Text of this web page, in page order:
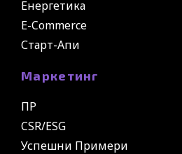
Енергетика
E-Commerce
Старт-Апи
Маркетинг
ПР
CSR/ESG
Успешни Примери